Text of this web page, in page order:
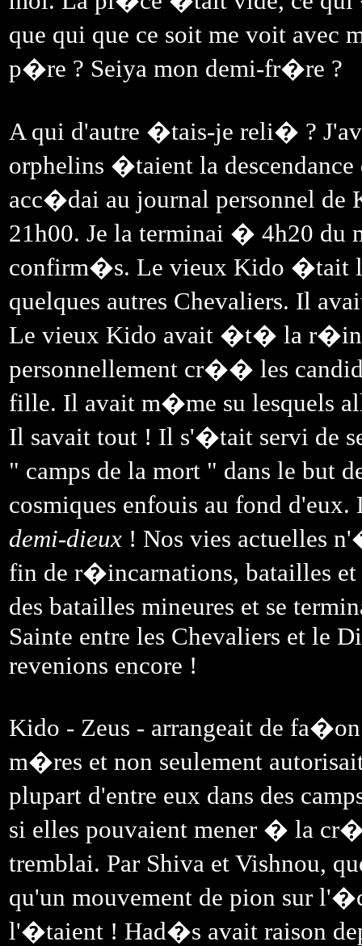
que qui que ce soit me voit
p�re ? Seiya mon demi-fr�re ?
A qui d'autre �tais-je reli� ?
orphelins �taient la
acc�dai au journal personnel
21h00. Je la terminai � 4h20 du
confirm�s. Le vieux Kido �tait
quelques autres Chevaliers. Il
Le vieux Kido avait �t� la
personnellement cr�� les
fille. Il avait m�me su lesquels
Il savait tout ! Il s'�tait servi de
" camps de la mort " dans le but
cosmiques enfouis au fond
demi-dieux ! Nos vies actuelles
fin de r�incarnations, batailles
des batailles mineures et se
Sainte entre les Chevaliers et le
revenions encore !
Kido - Zeus - arrangeait de
m�res et non seulement
plupart d'entre eux dans des
si elles pouvaient mener � la
tremblai. Par Shiva et Vishnou,
qu'un mouvement de pion sur
l'�taient ! Had�s avait raison